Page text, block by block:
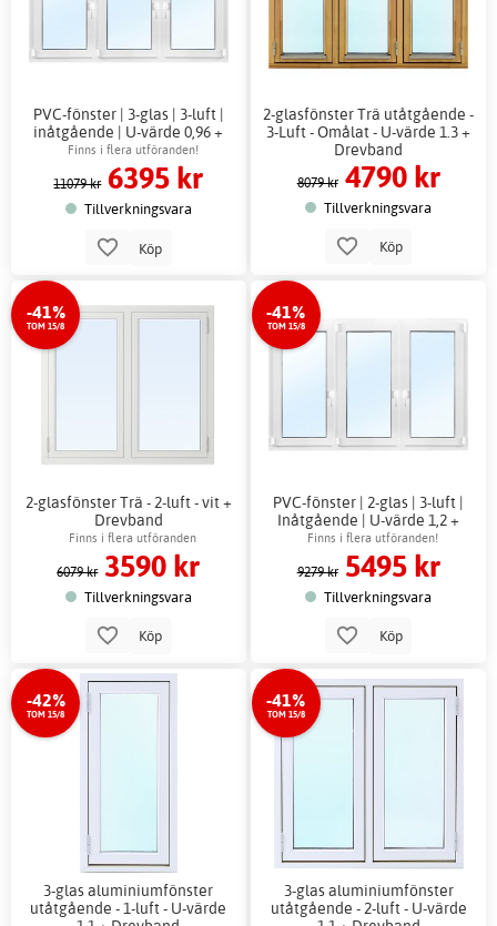
PVC-fönster | 3-glas | 3-luft |
inåtgående | U-värde 0,96 +
Drevband
Finns i flera utföranden!
11079 kr 6395 kr
Tillverkningsvara
Köp
2-glasfönster Trä utåtgående -
3-Luft - Omålat - U-värde 1.3 +
Drevband
8079 kr 4790 kr
Tillverkningsvara
Köp
-41%
TOM 15/8
2-glasfönster Trä - 2-luft - vit +
Drevband
Finns i flera utföranden
6079 kr 3590 kr
Tillverkningsvara
Köp
-41%
TOM 15/8
PVC-fönster | 2-glas | 3-luft |
Inåtgående | U-värde 1,2 +
Drevband
Finns i flera utföranden!
9279 kr 5495 kr
Tillverkningsvara
Köp
-42%
TOM 15/8
3-glas aluminiumfönster
utåtgående - 1-luft - U-värde
-41%
TOM 15/8
3-glas aluminiumfönster
utåtgående - 2-luft - U-värde